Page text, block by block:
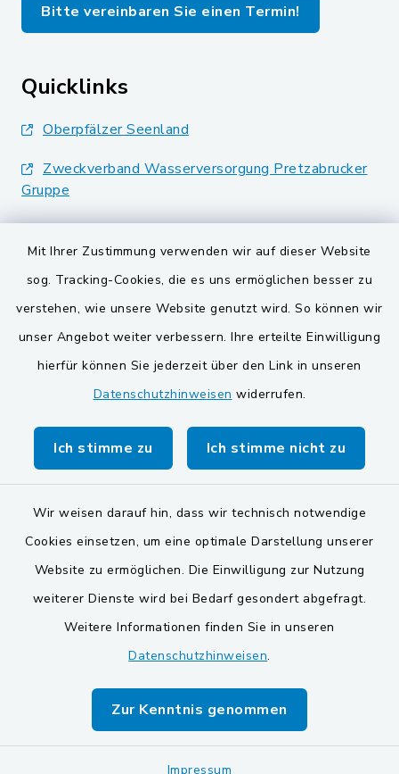
Mit Ihrer Zustimmung verwenden wir auf dieser Website
sog. Tracking-Cookies, die es uns ermöglichen besser zu
verstehen, wie unsere Website genutzt wird. So können wir
unser Angebot weiter verbessern. Ihre erteilte Einwilligung
hierfür können Sie jederzeit über den Link in unseren
Datenschutzhinweisen widerrufen.
Ich stimme zu Ich stimme nicht zu
Wir weisen darauf hin, dass wir technisch notwendige
Cookies einsetzen, um eine optimale Darstellung unserer
Website zu ermöglichen. Die Einwilligung zur Nutzung
weiterer Dienste wird bei Bedarf gesondert abgefragt.
Weitere Informationen finden Sie in unseren
Datenschutzhinweisen.
Zur Kenntnis genommen
Impressum
Bitte vereinbaren Sie einen Termin!
Quicklinks
Oberpfälzer Seenland
Zweckverband Wasserversorgung Pretzabrucker
Gruppe
Landkreis Schwandorf
VG und Gemeinden
Gemeinde Schwarzach bei Nabburg
Gemeinde Stulln
Verwaltungsgemeinschaft Schwarzenfeld
Barrierefreiheit